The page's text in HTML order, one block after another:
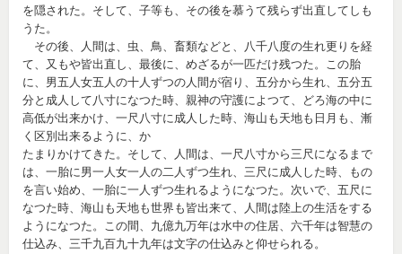
を隠された。そして、子等も、その後を慕うて残らず出直してしも
うた。
その後、人間は、虫、鳥、畜類などと、八千八度の生れ更りを経
て、又もや皆出直し、最後に、めざるが一匹だけ残つた。この胎
に、男五人女五人の十人ずつの人間が宿り、五分から生れ、五分五
分と成人して八寸になつた時、親神の守護によつて、どろ海の中に
高低が出来かけ、一尺八寸に成人した時、海山も天地も日月も、漸
く区別出来るように、か
たまりかけてきた。そして、人間は、一尺八寸から三尺になるまで
は、一胎に男一人女一人の二人ずつ生れ、三尺に成人した時、もの
を言い始め、一胎に一人ずつ生れるようになつた。次いで、五尺に
なつた時、海山も天地も世界も皆出来て、人間は陸上の生活をする
ようになつた。この間、九億九万年は水中の住居、六千年は智慧の
仕込み、三千九百九十九年は文字の仕込みと仰せられる。